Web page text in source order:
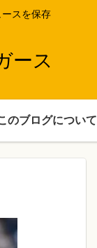
スを保存
ース
のブログについて